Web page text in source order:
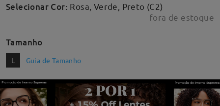
Selecionar Cor: Rosa, Verde, Preto (C2)
fora de estoque
Tamanho
L Guia de Tamanho